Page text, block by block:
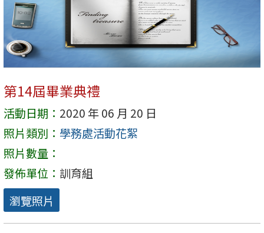
第14屆畢業典禮
活動日期： 2020 年 06 月 20 日
照片類別： 學務處活動花絮
照片數量：
發佈單位： 訓育組
瀏覽照片